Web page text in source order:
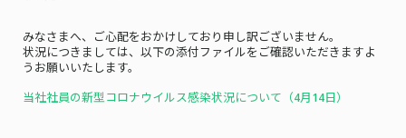
みなさまへ、ご心配をおかけしており申し訳ございません。
状況につきましては、以下の添付ファイルをご確認いただきますよ
うお願いいたします。
当社社員の新型コロナウイルス感染状況について（4月14日）